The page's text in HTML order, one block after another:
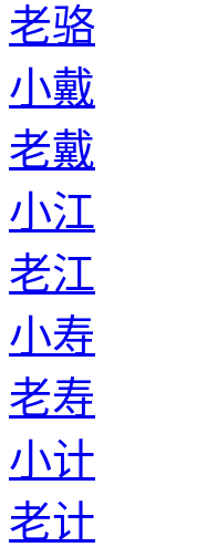
老骆
小戴
老戴
小江
老江
小寿
老寿
小计
老计